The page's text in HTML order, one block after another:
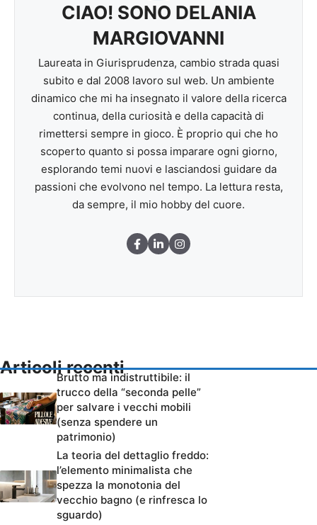
CIAO! SONO DELANIA
MARGIOVANNI
Laureata in Giurisprudenza, cambio strada quasi
subito e dal 2008 lavoro sul web. Un ambiente
dinamico che mi ha insegnato il valore della ricerca
continua, della curiosità e della capacità di
rimettersi sempre in gioco. È proprio qui che ho
scoperto quanto si possa imparare ogni giorno,
esplorando temi nuovi e lasciandosi guidare da
passioni che evolvono nel tempo. La lettura resta,
da sempre, il mio hobby del cuore.
Articoli recenti
Brutto ma indistruttibile: il
trucco della “seconda pelle”
per salvare i vecchi mobili
(senza spendere un
patrimonio)
La teoria del dettaglio freddo:
l’elemento minimalista che
spezza la monotonia del
vecchio bagno (e rinfresca lo
sguardo)